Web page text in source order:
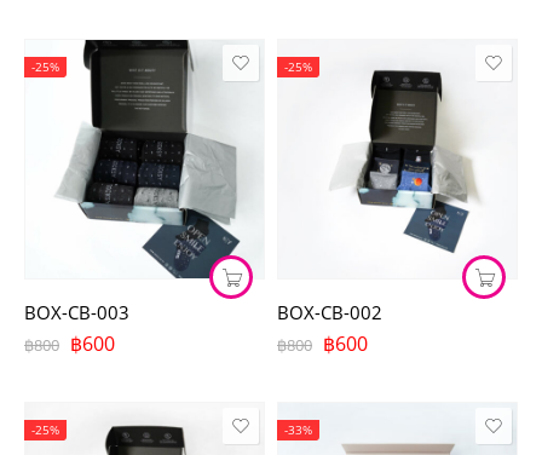
-25%
BOX-CB-003
฿800 ฿600
-25%
BOX-CB-002
฿800 ฿600
-25% -33%